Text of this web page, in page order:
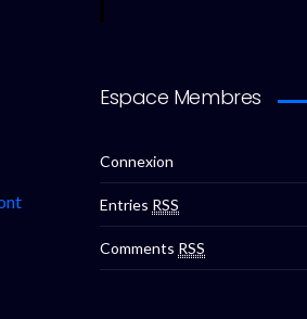
Espace Membres
Connexion
Entries RSS
Comments RSS